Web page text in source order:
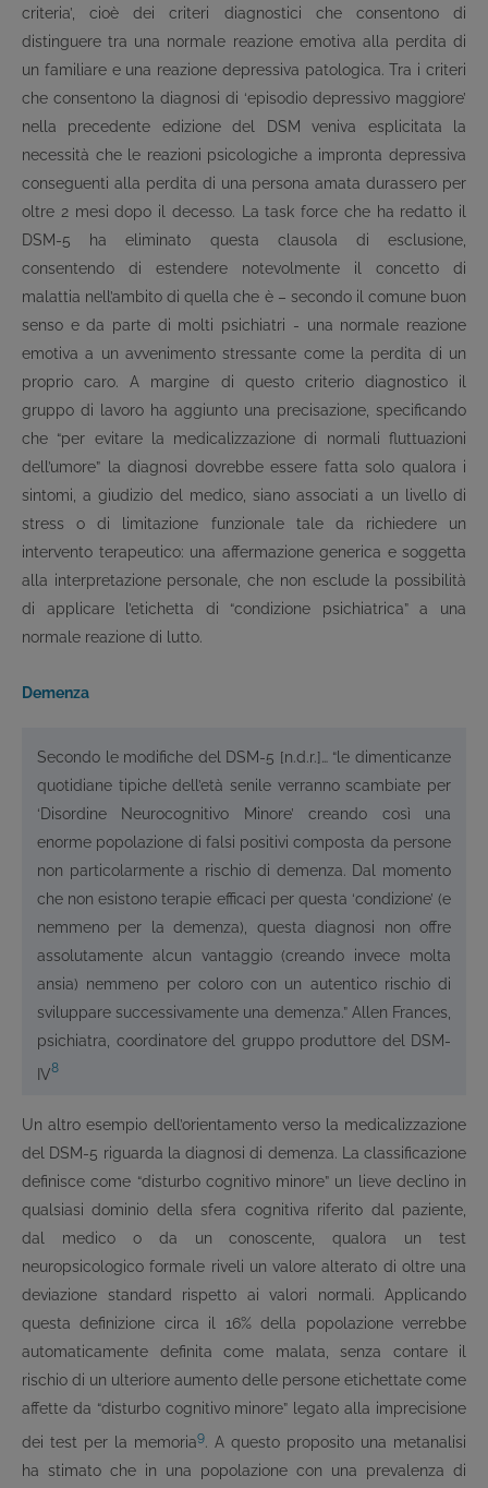
criteria’, cioè dei criteri diagnostici che consentono di
distinguere tra una normale reazione emotiva alla perdita di
un familiare e una reazione depressiva patologica. Tra i criteri
che consentono la diagnosi di ‘episodio depressivo maggiore’
nella precedente edizione del DSM veniva esplicitata la
necessità che le reazioni psicologiche a impronta depressiva
conseguenti alla perdita di una persona amata durassero per
oltre 2 mesi dopo il decesso. La task force che ha redatto il
DSM-5 ha eliminato questa clausola di esclusione,
consentendo di estendere notevolmente il concetto di
malattia nell’ambito di quella che è – secondo il comune buon
senso e da parte di molti psichiatri - una normale reazione
emotiva a un avvenimento stressante come la perdita di un
proprio caro. A margine di questo criterio diagnostico il
gruppo di lavoro ha aggiunto una precisazione, specificando
che “per evitare la medicalizzazione di normali fluttuazioni
dell’umore” la diagnosi dovrebbe essere fatta solo qualora i
sintomi, a giudizio del medico, siano associati a un livello di
stress o di limitazione funzionale tale da richiedere un
intervento terapeutico: una affermazione generica e soggetta
alla interpretazione personale, che non esclude la possibilità
di applicare l’etichetta di “condizione psichiatrica” a una
normale reazione di lutto.
Demenza
Secondo le modifiche del DSM-5 [n.d.r.]… “le dimenticanze
quotidiane tipiche dell’età senile verranno scambiate per
‘Disordine Neurocognitivo Minore’ creando così una
enorme popolazione di falsi positivi composta da persone
non particolarmente a rischio di demenza. Dal momento
che non esistono terapie efficaci per questa ‘condizione’ (e
nemmeno per la demenza), questa diagnosi non offre
assolutamente alcun vantaggio (creando invece molta
ansia) nemmeno per coloro con un autentico rischio di
sviluppare successivamente una demenza.” Allen Frances,
psichiatra, coordinatore del gruppo produttore del DSM-
IV8
Un altro esempio dell’orientamento verso la medicalizzazione
del DSM-5 riguarda la diagnosi di demenza. La classificazione
definisce come “disturbo cognitivo minore” un lieve declino in
qualsiasi dominio della sfera cognitiva riferito dal paziente,
dal medico o da un conoscente, qualora un test
neuropsicologico formale riveli un valore alterato di oltre una
deviazione standard rispetto ai valori normali. Applicando
questa definizione circa il 16% della popolazione verrebbe
automaticamente definita come malata, senza contare il
rischio di un ulteriore aumento delle persone etichettate come
affette da “disturbo cognitivo minore” legato alla imprecisione
dei test per la memoria9. A questo proposito una metanalisi
ha stimato che in una popolazione con una prevalenza di